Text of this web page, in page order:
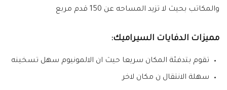
والمكاتب بحيث لا تزيد المساحه عن 150 قدم مربع
مميزات الدفايات السيراميك:
تقوم بتدفئة المكان سريعا حيث ان الالمونيوم سهل تسخينه
سهلة الانتقال ن مكان لاخر